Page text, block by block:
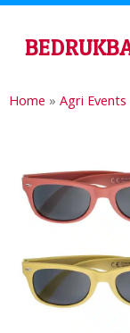
Home » Agri Events